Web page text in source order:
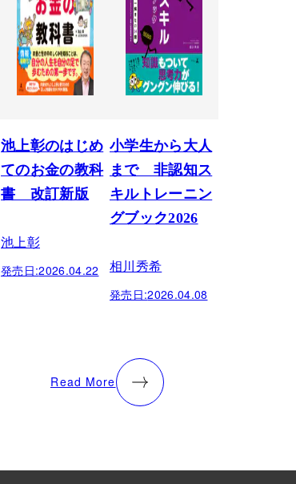
池上彰のはじめ
てのお金の教科
書 改訂新版
池上彰
発売日:2026.04.22
小学生から大人
まで 非認知ス
キルトレーニン
グブック2026
相川秀希
発売日:2026.04.08
Read More